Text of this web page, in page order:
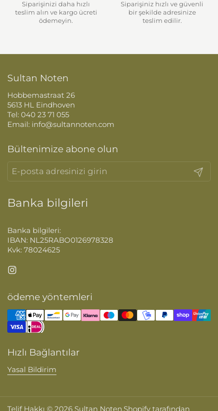
Siparişinizi daha hızlı
teslim alın ve kargo ücreti
ödemeyin.
Siparişiniz hızlı ve güvenli
bir şekilde adresinize
teslim edilir.
Sultan Noten
Hobbemastraat 26
5613 HL Eindhoven
Tel: 040 23 71 055
Email: info@sultannoten.com
Bültenimize abone olun
Gönder
Banka bilgileri
Banka bilgileri:
IBAN: NL25RABO0126978328
Kvk: 78024625
Instagram
ödeme yöntemleri
Hızlı Bağlantılar
Yasal Bildirim
Telif Hakkı © 2026 Sultan Noten.Shopify tarafından